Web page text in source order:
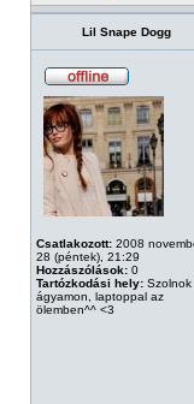
Lil Snape Dogg
Csatlakozott: 2008
28 (péntek), 21:29
Hozzászólások: 0
Tartózkodási hely: Szolnok
ágyamon, laptoppal az
ölemben^^ <3